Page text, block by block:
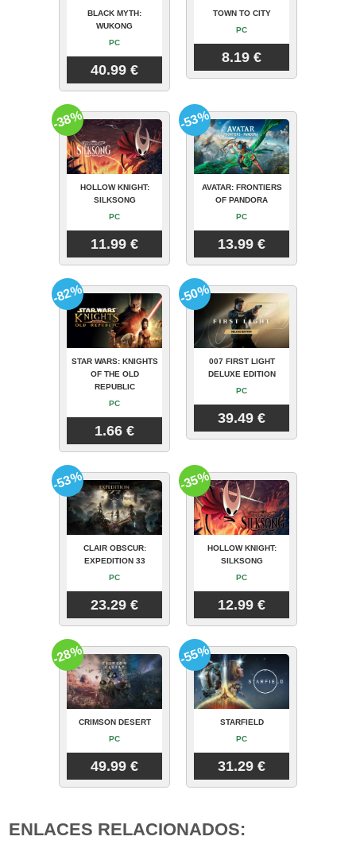
BLACK MYTH:
WUKONG
PC
40.99 €
TOWN TO CITY
PC
8.19 €
HOLLOW KNIGHT:
SILKSONG
PC
11.99 €
-38%
AVATAR: FRONTIERS
OF PANDORA
PC
13.99 €
-53%
STAR WARS: KNIGHTS
OF THE OLD
REPUBLIC
PC
1.66 €
-82%
007 FIRST LIGHT
DELUXE EDITION
PC
39.49 €
-50%
CLAIR OBSCUR:
EXPEDITION 33
PC
23.29 €
-53%
HOLLOW KNIGHT:
SILKSONG
PC
12.99 €
-35%
CRIMSON DESERT
PC
49.99 €
-28%
STARFIELD
PC
31.29 €
-55%
ENLACES RELACIONADOS: